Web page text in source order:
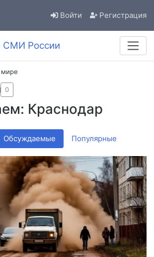
Войти Регистрация
СМИ России
Краснодар
0
Обсуждаемые Популярные